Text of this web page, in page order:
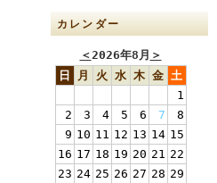
カレンダー
＜2026年8月 ＞
日
月 火 水 木 金 土
1
2
3 4 5 6 7
8
9 10 11 12 13 14 15
16 17 18 19 20 21 22
23 24 25 26 27 28 29